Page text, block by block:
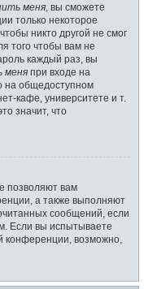
меня , вы сможете
только некоторое
никто другой не смог
того чтобы вам не
каждый раз, вы
меня при входе на
на общедоступном
кафе, университете и т.
значит, что
позволяют вам
а также выполняют
сообщений, если
Если вы испытываете
конференции, возможно,